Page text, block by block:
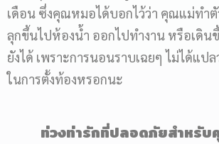
เดือน ซึ่งคุณหมอได้บอกไว้ว่า คุณแม่ทำตั
ลุกขึ้นไปห้องน้ำ ออกไปทำงาน หรือเดิน
ยังได้ เพราะการนอนราบเฉยๆ ไม่ได้แป
ในการตั้งท้องหรอกนะ
ท่วงท่ารักที่ปลอดภัยสำหรั